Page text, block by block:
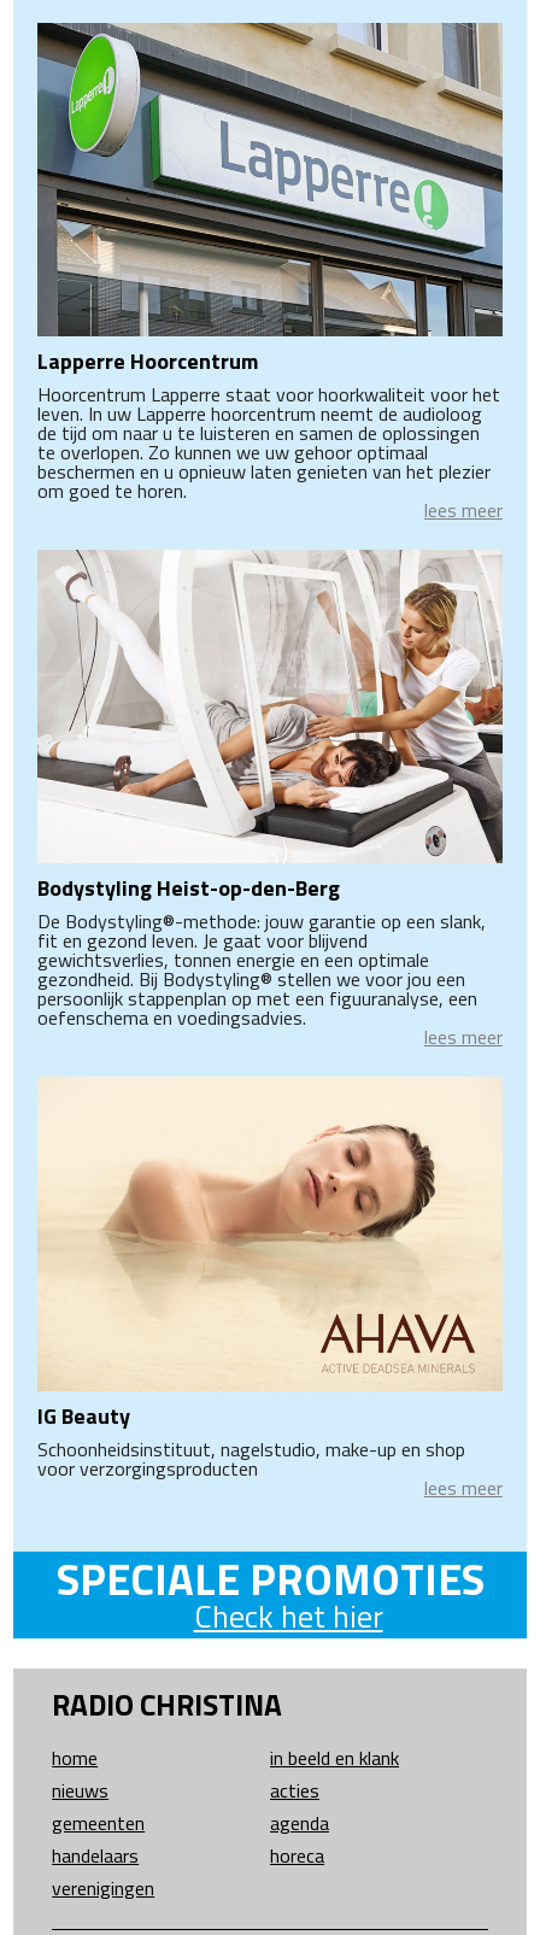
Lapperre Hoorcentrum
Hoorcentrum Lapperre staat voor hoorkwaliteit voor het
leven. In uw Lapperre hoorcentrum neemt de audioloog
de tijd om naar u te luisteren en samen de oplossingen
te overlopen. Zo kunnen we uw gehoor optimaal
beschermen en u opnieuw laten genieten van het plezier
om goed te horen.
lees meer
Bodystyling Heist-op-den-Berg
De Bodystyling®-methode: jouw garantie op een slank,
fit en gezond leven. Je gaat voor blijvend
gewichtsverlies, tonnen energie en een optimale
gezondheid. Bij Bodystyling® stellen we voor jou een
persoonlijk stappenplan op met een figuuranalyse, een
oefenschema en voedingsadvies.
lees meer
IG Beauty
Schoonheidsinstituut, nagelstudio, make-up en shop
voor verzorgingsproducten
lees meer
SPECIALE PROMOTIES
Check het hier
RADIO CHRISTINA
home
in beeld en klank
nieuws
acties
gemeenten
agenda
handelaars
horeca
verenigingen